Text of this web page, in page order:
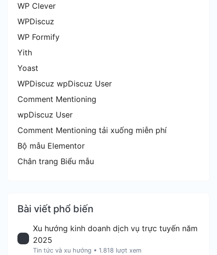
WP Clever
WPDiscuz
WP Formify
Yith
Yoast
WPDiscuz wpDiscuz User
Comment Mentioning
wpDiscuz User
Comment Mentioning tải xuống miễn phí
Bộ mẫu Elementor
Chân trang Biểu mẫu
Bài viết phổ biến
Xu hướng kinh doanh dịch vụ trực tuyến năm
2025
Tin tức và xu hướng • 1.818 lượt xem